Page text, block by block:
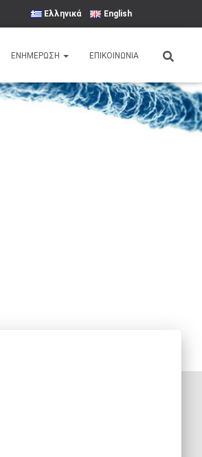
Ελληνικά English
ΕΝΗΜΕΡΩΣΗ ΕΠΙΚΟΙΝΩΝΙΑ